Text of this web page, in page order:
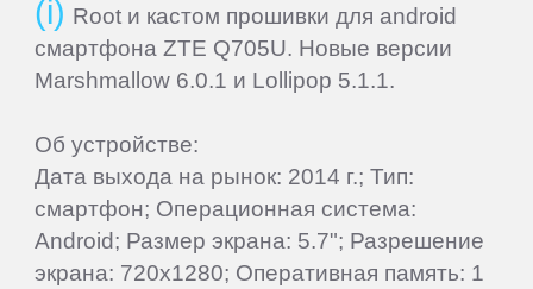
Root и кастом прошивки для android
смартфона ZTE Q705U. Новые версии
Marshmallow 6.0.1 и Lollipop 5.1.1.
Об устройстве:
Дата выхода на рынок: 2014 г.; Тип:
смартфон; Операционная система:
Android; Размер экрана: 5.7"; Разрешение
экрана: 720x1280; Оперативная память: 1
IRBIS
iRiver
iRU
ITL